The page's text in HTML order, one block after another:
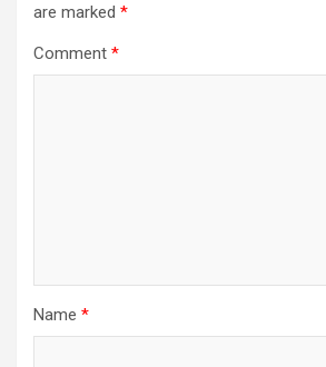
are marked *
Comment *
Name *